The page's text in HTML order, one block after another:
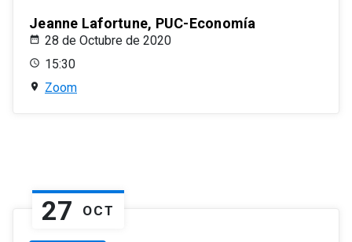
Jeanne Lafortune, PUC-Economía
28 de Octubre de 2020
15:30
Zoom
27 OCT